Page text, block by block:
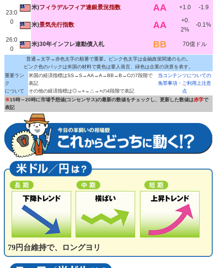
23:0
0
米)フィラデルフィア連銀景況指数 AA +1.0 -1.9
米)景気先行指数 AA
+0.
2%
-0.1%
26:0
0
米)30年インフレ連動債入札 BB 70億ドル
普通→太字→赤色太字の順番で重要。ピンク色太字は金融政策関連のもの。
ピンク色のバックは米国の材料で黄色は要人発言、緑色は企業の決算を表す。
重要ラン
ク
について
米国の経済指標はSS→S→AA→A→BB→B→Cの7段階で
表記
その他の経済指標は◎→○→△→×の4段階で表記
当コンテンツについての
免罪事項・ご利用上注意
点
※15時～20時に市場予想値(コンセンサス)の最新の数値をチェックし、更新した数値は赤字で
表記
79円台維持で、ロングヨリ